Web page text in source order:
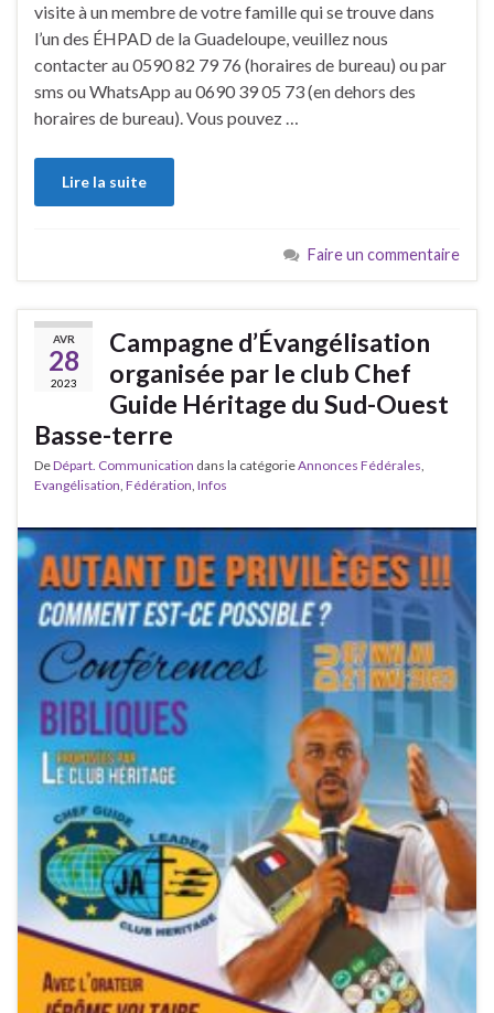
visite à un membre de votre famille qui se trouve dans
l’un des ÉHPAD de la Guadeloupe, veuillez nous
contacter au 0590 82 79 76 (horaires de bureau) ou par
sms ou WhatsApp au 0690 39 05 73 (en dehors des
horaires de bureau). Vous pouvez …
Lire la suite
Faire un commentaire
AVR
28
2023
Campagne d’Évangélisation
organisée par le club Chef
Guide Héritage du Sud-Ouest
Basse-terre
DeDépart. Communication dans la catégorieAnnonces Fédérales,
Evangélisation, Fédération, Infos